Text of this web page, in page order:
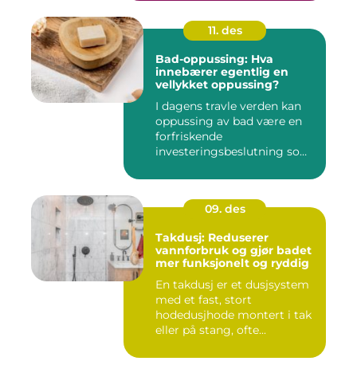
11. des
Bad-oppussing: Hva
innebærer egentlig en
vellykket oppussing?
I dagens travle verden kan
oppussing av bad være en
forfriskende
investeringsbeslutning som
09. des
Takdusj: Reduserer
vannforbruk og gjør badet
mer funksjonelt og ryddig
En takdusj er et dusjsystem
med et fast, stort
hodedusjhode montert i tak
eller på stang, ofte...